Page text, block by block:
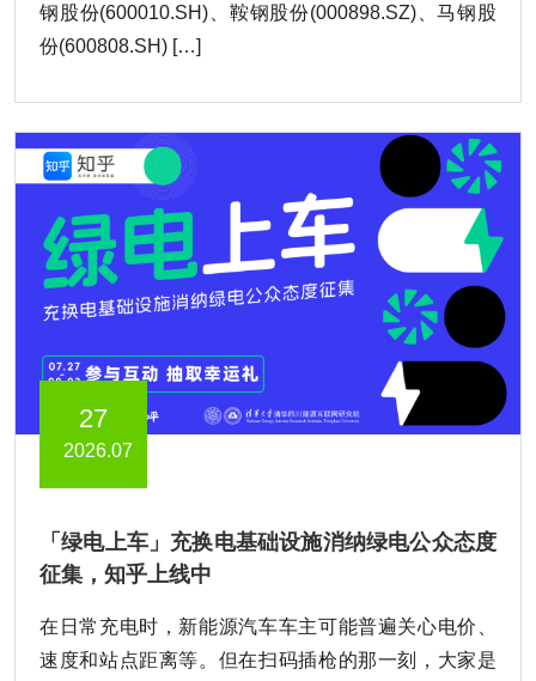
钢股份(600010.SH)、鞍钢股份(000898.SZ)、马钢股
份(600808.SH) […]
27
2026.07
「绿电上车」充换电基础设施消纳绿电公众态度
征集，知乎上线中
在日常充电时，新能源汽车车主可能普遍关心电价、
速度和站点距离等。但在扫码插枪的那一刻，大家是